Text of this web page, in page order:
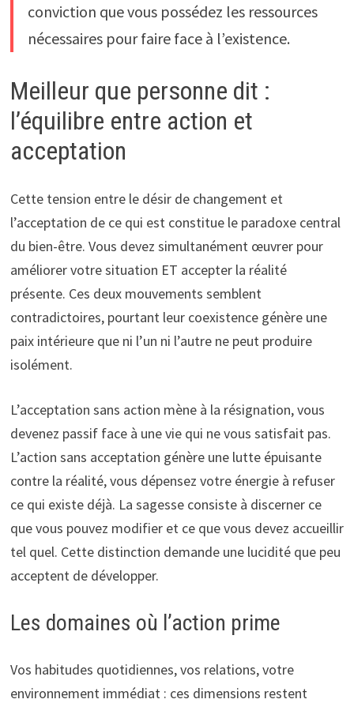
conviction que vous possédez les ressources
nécessaires pour faire face à l’existence.
Meilleur que personne dit :
l’équilibre entre action et
acceptation
Cette tension entre le désir de changement et
l’acceptation de ce qui est constitue le paradoxe central
du bien-être. Vous devez simultanément œuvrer pour
améliorer votre situation ET accepter la réalité
présente. Ces deux mouvements semblent
contradictoires, pourtant leur coexistence génère une
paix intérieure que ni l’un ni l’autre ne peut produire
isolément.
L’acceptation sans action mène à la résignation, vous
devenez passif face à une vie qui ne vous satisfait pas.
L’action sans acceptation génère une lutte épuisante
contre la réalité, vous dépensez votre énergie à refuser
ce qui existe déjà. La sagesse consiste à discerner ce
que vous pouvez modifier et ce que vous devez accueillir
tel quel. Cette distinction demande une lucidité que peu
acceptent de développer.
Les domaines où l’action prime
Vos habitudes quotidiennes, vos relations, votre
environnement immédiat : ces dimensions restent